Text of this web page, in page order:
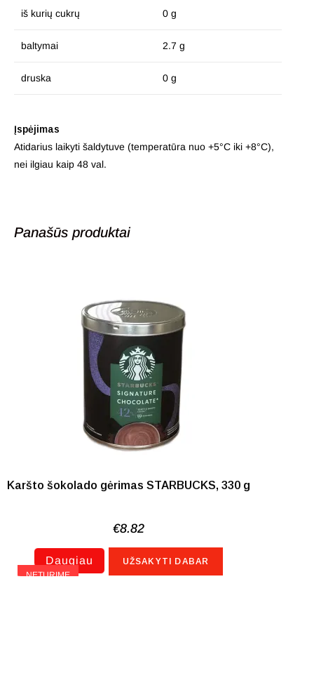
iš kurių cukrų 0 g
baltymai 2.7 g
druska 0 g
Įspėjimas
Atidarius laikyti šaldytuve (temperatūra nuo +5°C iki +8°C),
nei ilgiau kaip 48 val.
Panašūs produktai
NETURIME
Karšto šokolado gėrimas STARBUCKS, 330 g
€8.82
Daugiau UŽSAKYTI DABAR